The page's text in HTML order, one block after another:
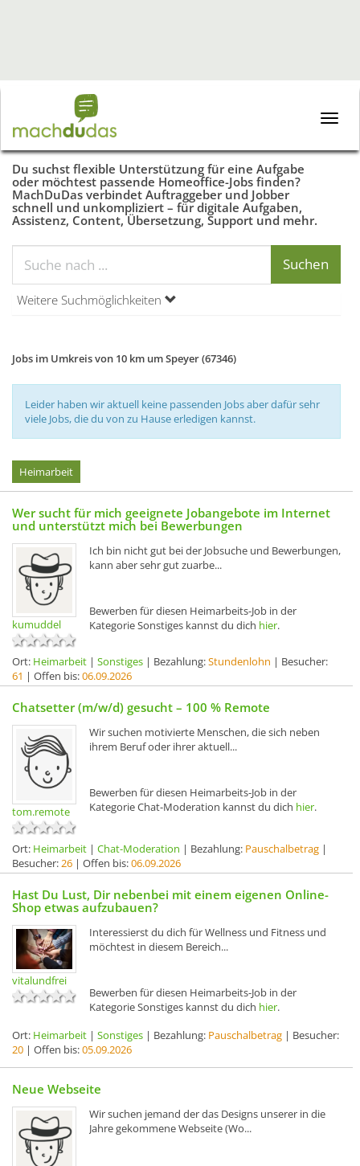
Toggle
Du suchst flexible Unterstützung für eine Aufgabe
oder möchtest passende Homeoffice-Jobs finden?
MachDuDas verbindet Auftraggeber und Jobber
schnell und unkompliziert – für digitale Aufgaben,
Assistenz, Content, Übersetzung, Support und mehr.
Weitere Suchmöglichkeiten
Jobs im Umkreis von 10 km um Speyer (67346)
Leider haben wir aktuell keine passenden Jobs aber dafür sehr
viele Jobs, die du von zu Hause erledigen kannst.
Heimarbeit
Wer sucht für mich geeignete Jobangebote im Internet
und unterstützt mich bei Bewerbungen
kumuddel
Ich bin nicht gut bei der Jobsuche und Bewerbungen,
kann aber sehr gut zuarbe...
Bewerben für diesen Heimarbeits-Job in der
Kategorie Sonstiges kannst du dich hier.
Ort: Heimarbeit | Sonstiges | Bezahlung:Stundenlohn | Besucher:
61 | Offen bis:06.09.2026
Chatsetter (m/w/d) gesucht – 100 % Remote
tom.remote
Wir suchen motivierte Menschen, die sich neben
ihrem Beruf oder ihrer aktuell...
Bewerben für diesen Heimarbeits-Job in der
Kategorie Chat-Moderation kannst du dich hier.
Ort: Heimarbeit | Chat-Moderation | Bezahlung: Pauschalbetrag |
Besucher:26 | Offen bis:06.09.2026
Hast Du Lust, Dir nebenbei mit einem eigenen Online-
Shop etwas aufzubauen?
vitalundfrei
Interessierst du dich für Wellness und Fitness und
möchtest in diesem Bereich...
Bewerben für diesen Heimarbeits-Job in der
Kategorie Sonstiges kannst du dich hier.
Ort: Heimarbeit | Sonstiges | Bezahlung: Pauschalbetrag | Besucher:
20 | Offen bis:05.09.2026
Neue Webseite
Wir suchen jemand der das Designs unserer in die
Jahre gekommene Webseite (Wo...